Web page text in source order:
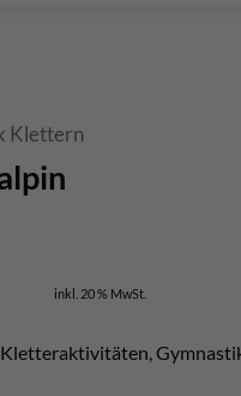
Klettern
inkl. 20 % MwSt.